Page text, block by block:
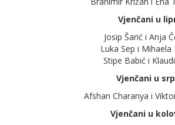
Vjenčani u
Josip Šarić i Anja
Luka Sep i Mihaela
Stipe Babić i
Vjenčani u
Afshan Charanya i
Vjenčani u